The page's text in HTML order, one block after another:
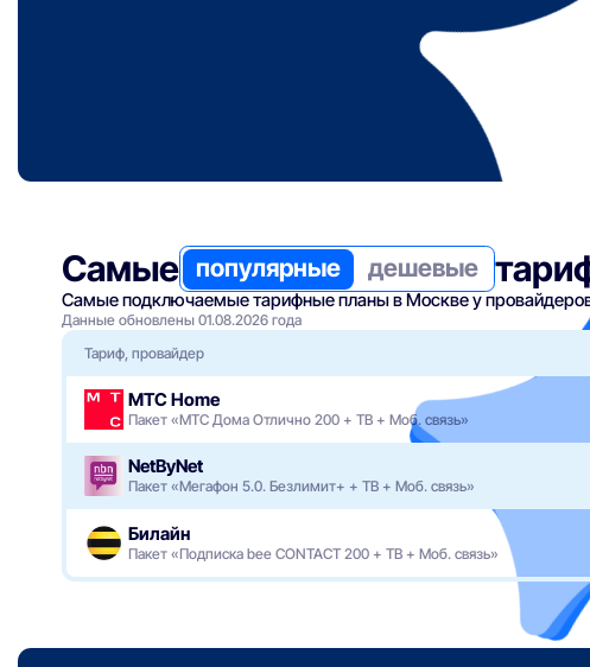
Самые популярные дешевые
Самые подключаемые тарифные планы в Москве у
Данные обновлены 01.08.2026 года
Тариф, провайдер
МТС Home
Пакет «МТС Дома Отлично 200 + ТВ + Моб. связь»
NetByNet
Пакет «Мегафон 5.0. Безлимит+ + ТВ + Моб. связь»
Билайн
Пакет «Подписка bee CONTACT 200 + ТВ + Моб. связь»